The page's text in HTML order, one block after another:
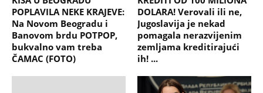
POPLAVILA NEKE KRAJEVE:
Na Novom Beogradu i
Banovom brdu POTPOP,
bukvalno vam treba
ČAMAC (FOTO)
DOLARA! Verovali ili ne,
Jugoslavija je nekad
pomagala nerazvijenim
zemljama kreditirajući
ih! ...